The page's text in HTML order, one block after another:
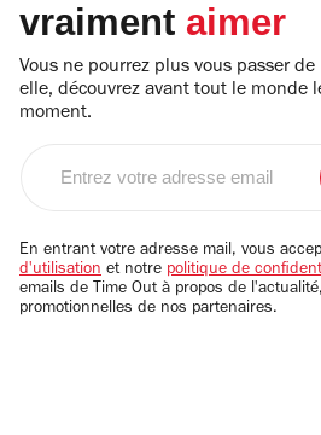
vraiment aimer
Vous ne pourrez plus vous passer
elle, découvrez avant tout le monde
moment.
email
En entrant votre adresse mail, vous
d'utilisation et notre politique de
emails de Time Out à propos de
promotionnelles de nos partenaires.